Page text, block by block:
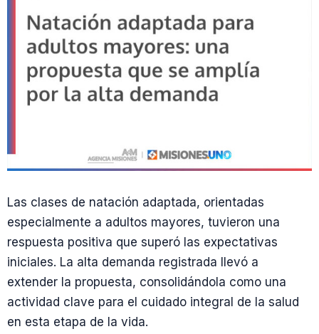
Las clases de natación adaptada, orientadas
especialmente a adultos mayores, tuvieron una
respuesta positiva que superó las expectativas
iniciales. La alta demanda registrada llevó a
extender la propuesta, consolidándola como una
actividad clave para el cuidado integral de la salud
en esta etapa de la vida.